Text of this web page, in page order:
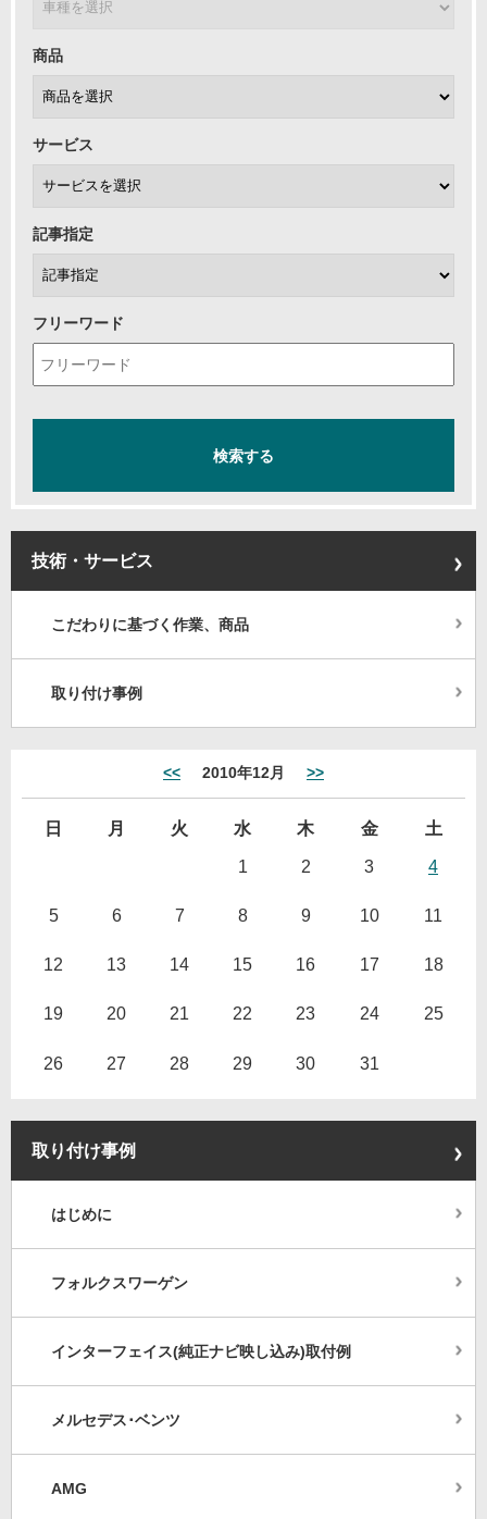
商品
サービス
記事指定
フリーワード
技術・サービス
こだわりに基づく作業、商品
取り付け事例
<< 2010年12月 >>
日 月 火 水 木 金
土
1
2 3 4
5 6 7 8 9 10 11
12 13 14 15 16 17 18
19 20 21 22 23 24 25
26 27 28 29 30 31
取り付け事例
はじめに
フォルクスワーゲン
インターフェイス(純正ナビ映し込み)取付例
メルセデス･ベンツ
AMG